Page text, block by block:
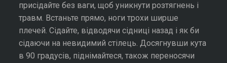
присідайте без ваги, щоб уникнути розтягнень і
травм. Встаньте прямо, ноги трохи ширше
плечей. Сідайте, відводячи сідниці назад і як би
сідаючи на невидимий стілець. Досягнувши кута
в 90 градусів, піднімайтеся, також переносячи